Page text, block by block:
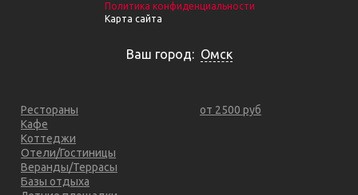
Политика конфиденциальности
Карта сайта
Ваш город: Омск
Рестораны
Кафе
Коттеджи
Отели/Гостиницы
Веранды/Террасы
Базы отдыха
от 2500 руб